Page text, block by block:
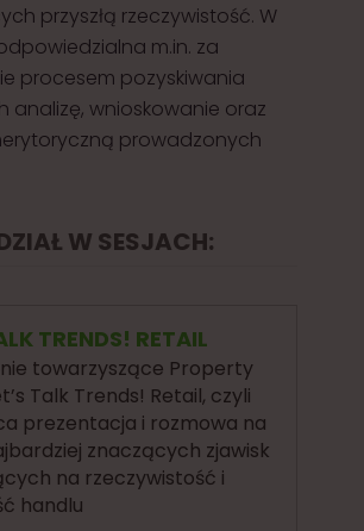
przyszłą rzeczywistość. W
m.in. za
procesem pozyskiwania
analizę, wnioskowanie oraz
prowadzonych
W SESJACH:
TRENDS! RETAIL
towarzyszące Property
Talk Trends! Retail, czyli
prezentacja i rozmowa na
znaczących zjawisk
na rzeczywistość i
handlu